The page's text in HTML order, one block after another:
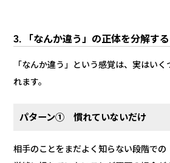
3. 「なんか違う」の正体を分解する
「なんか違う」という感覚は、実はい
れます。
パターン① 慣れていないだけ
相手のことをまだよく知らない段階での